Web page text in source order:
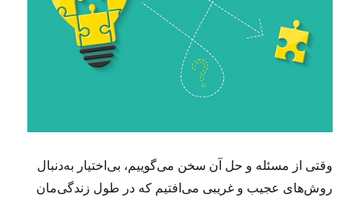
ع
ت
ی
وقتی از مسئله و حل آن سخن می‌گوییم، بی‌اختیار به‌دنبال
روش‌های عجیب و غریبی می‌افتیم که در طول زندگی‌مان